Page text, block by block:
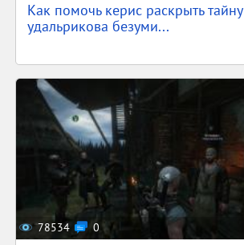
Как помочь керис раскрыть тайну
удальрикова безуми...
78534 0